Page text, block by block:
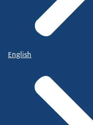
English